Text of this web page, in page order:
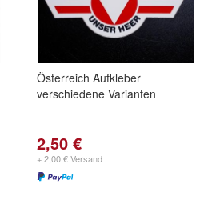
Österreich Aufkleber
verschiedene Varianten
2,50 €
+ 2,00 € Versand